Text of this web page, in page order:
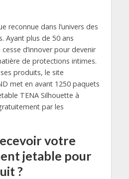
reconnue dans l’univers des
Ayant plus de 50 ans
d’innover pour devenir
de protections intimes.
produits, le site
met en avant 1250 paquets
TENA Silhouette à
par les
votre
jetable pour
?